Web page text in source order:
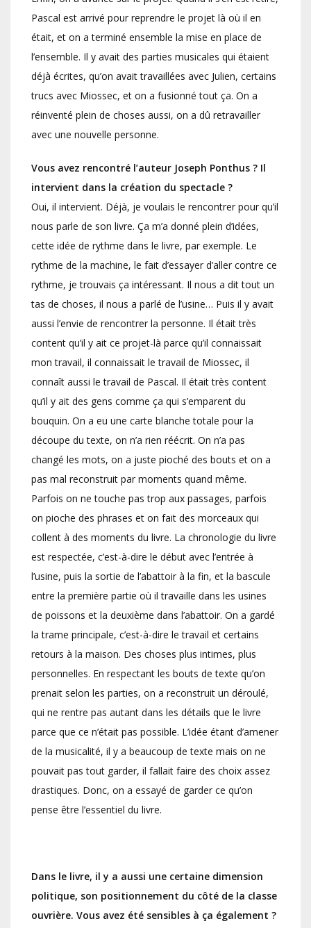
Pascal est arrivé pour reprendre le projet là où il en
était, et on a terminé ensemble la mise en place de
l’ensemble. Il y avait des parties musicales qui étaient
déjà écrites, qu’on avait travaillées avec Julien, certains
trucs avec Miossec, et on a fusionné tout ça. On a
réinventé plein de choses aussi, on a dû retravailler
avec une nouvelle personne.
Vous avez rencontré l’auteur Joseph Ponthus ? Il
intervient dans la création du spectacle ?
Oui, il intervient. Déjà, je voulais le rencontrer pour qu’il
nous parle de son livre. Ça m’a donné plein d’idées,
cette idée de rythme dans le livre, par exemple. Le
rythme de la machine, le fait d’essayer d’aller contre ce
rythme, je trouvais ça intéressant. Il nous a dit tout un
tas de choses, il nous a parlé de l’usine… Puis il y avait
aussi l’envie de rencontrer la personne. Il était très
content qu’il y ait ce projet-là parce qu’il connaissait
mon travail, il connaissait le travail de Miossec, il
connaît aussi le travail de Pascal. Il était très content
qu’il y ait des gens comme ça qui s’emparent du
bouquin. On a eu une carte blanche totale pour la
découpe du texte, on n’a rien réécrit. On n’a pas
changé les mots, on a juste pioché des bouts et on a
pas mal reconstruit par moments quand même.
Parfois on ne touche pas trop aux passages, parfois
on pioche des phrases et on fait des morceaux qui
collent à des moments du livre. La chronologie du livre
est respectée, c’est-à-dire le début avec l’entrée à
l’usine, puis la sortie de l’abattoir à la fin, et la bascule
entre la première partie où il travaille dans les usines
de poissons et la deuxième dans l’abattoir. On a gardé
la trame principale, c’est-à-dire le travail et certains
retours à la maison. Des choses plus intimes, plus
personnelles. En respectant les bouts de texte qu’on
prenait selon les parties, on a reconstruit un déroulé,
qui ne rentre pas autant dans les détails que le livre
parce que ce n’était pas possible. L’idée étant d’amener
de la musicalité, il y a beaucoup de texte mais on ne
pouvait pas tout garder, il fallait faire des choix assez
drastiques. Donc, on a essayé de garder ce qu’on
pense être l’essentiel du livre.
Dans le livre, il y a aussi une certaine dimension
politique, son positionnement du côté de la classe
ouvrière. Vous avez été sensibles à ça également ?